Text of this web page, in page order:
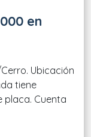
en
Ubicación
tiene
placa. Cuenta